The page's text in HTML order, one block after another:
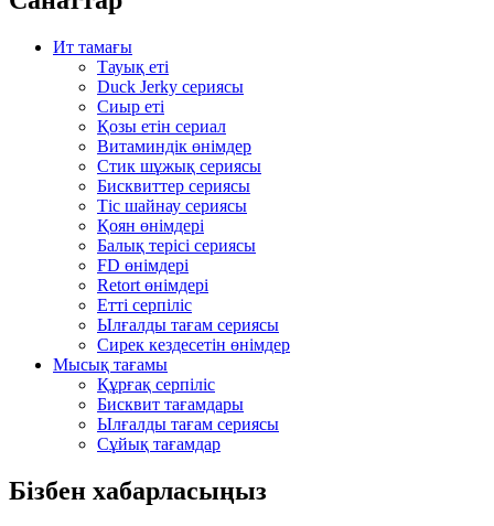
Ит тамағы
Тауық еті
Duck Jerky сериясы
Сиыр еті
Қозы етін сериал
Витаминдік өнімдер
Стик шұжық сериясы
Бисквиттер сериясы
Тіс шайнау сериясы
Қоян өнімдері
Балық терісі сериясы
FD өнімдері
Retort өнімдері
Етті серпіліс
Ылғалды тағам сериясы
Сирек кездесетін өнімдер
Мысық тағамы
Құрғақ серпіліс
Бисквит тағамдары
Ылғалды тағам сериясы
Сұйық тағамдар
Бізбен хабарласыңыз